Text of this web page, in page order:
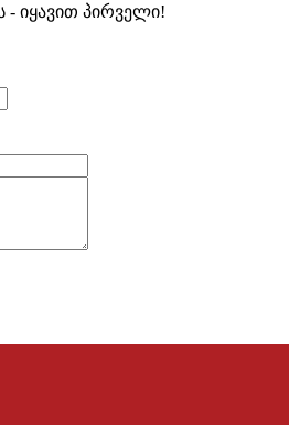
- იყავით პირველი!